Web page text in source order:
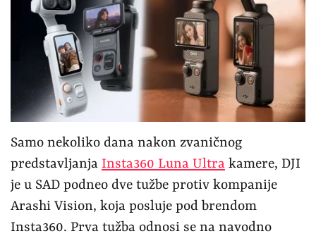
Samo nekoliko dana nakon zvaničnog
predstavljanja Insta360 Luna Ultra kamere, DJI
je u SAD podneo dve tužbe protiv kompanije
Arashi Vision, koja posluje pod brendom
Insta360. Prva tužba odnosi se na navodno